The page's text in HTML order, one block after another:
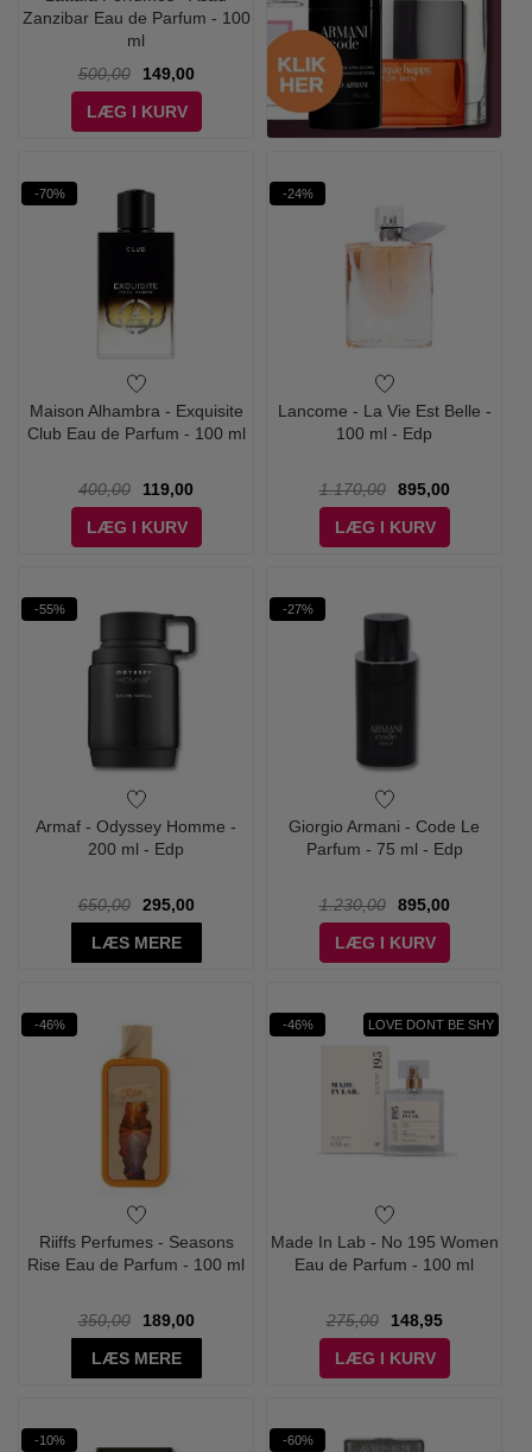
Zanzibar Eau de Parfum - 100
ml
500,00
149,00
LÆG I KURV
-70%
Maison Alhambra - Exquisite
Club Eau de Parfum - 100 ml
400,00
119,00
LÆG I KURV
-24%
Lancome - La Vie Est Belle -
100 ml - Edp
1.170,00
895,00
LÆG I KURV
-55%
Armaf - Odyssey Homme -
200 ml - Edp
650,00
295,00
LÆS MERE
-27%
Giorgio Armani - Code Le
Parfum - 75 ml - Edp
1.230,00
895,00
LÆG I KURV
-46%
Riiffs Perfumes - Seasons
Rise Eau de Parfum - 100 ml
350,00
189,00
LÆS MERE
-46% LOVE DONT BE SHY
Made In Lab - No 195 Women
Eau de Parfum - 100 ml
275,00
148,95
LÆG I KURV
-10% -60%